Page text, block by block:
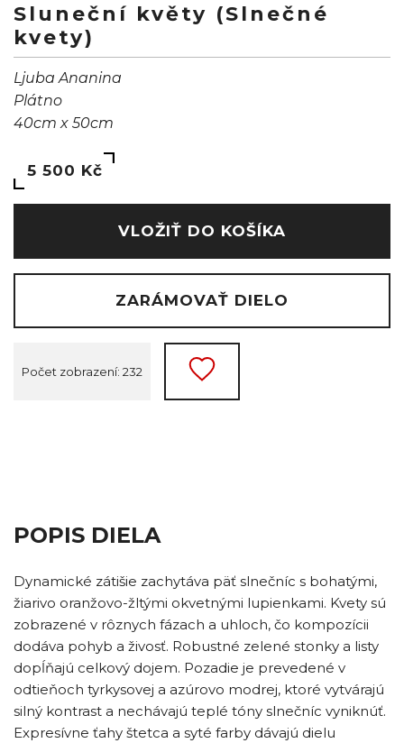
Sluneční květy (Slnečné
kvety)
Ljuba Ananina
Plátno
40cm x 50cm
5 500 Kč
VLOŽIŤ DO KOŠÍKA
ZARÁMOVAŤ DIELO
Počet zobrazení: 232
POPIS DIELA
Dynamické zátišie zachytáva päť slnečníc s bohatými,
žiarivo oranžovo-žltými okvetnými lupienkami. Kvety sú
zobrazené v rôznych fázach a uhloch, čo kompozícii
dodáva pohyb a živosť. Robustné zelené stonky a listy
dopĺňajú celkový dojem. Pozadie je prevedené v
odtieňoch tyrkysovej a azúrovo modrej, ktoré vytvárajú
silný kontrast a nechávajú teplé tóny slnečníc vyniknúť.
Expresívne ťahy štetca a syté farby dávajú dielu